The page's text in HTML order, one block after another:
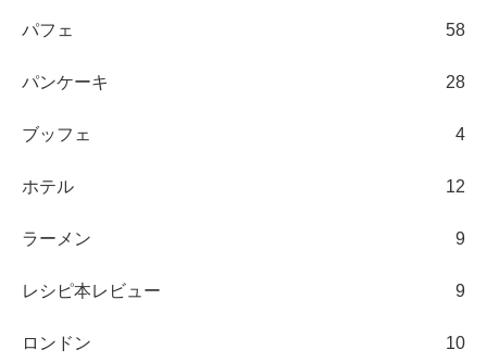
パフェ 58
パンケーキ 28
ブッフェ 4
ホテル 12
ラーメン 9
レシピ本レビュー 9
ロンドン 10